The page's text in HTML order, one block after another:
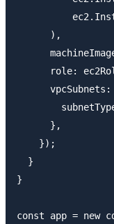
      ),
role:
vpcSubnets:
      },
    });
  }
}
const app = new